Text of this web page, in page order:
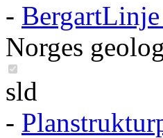
-
Norges
sld
-